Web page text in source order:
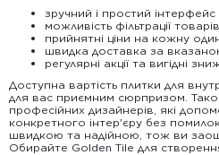
зручний і простий інтерфейс
можливість фільтрації
прийнятні ціни на кожну
швидка доставка за
регулярні акції та вигідні
Доступна вартість плитки для
для вас приємним сюрпризом.
професійних дизайнерів, які
конкретного інтер'єру без
швидкою та надійною, тож ви
Обирайте Golden Tile для